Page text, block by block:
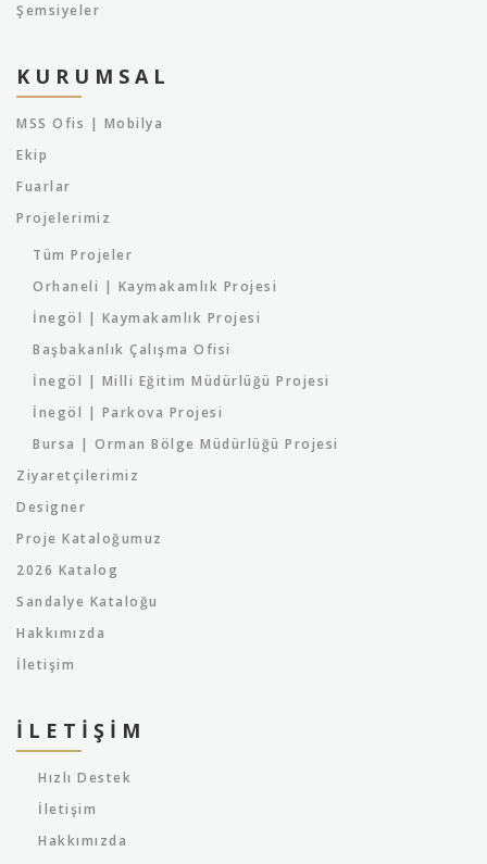
Şemsiyeler
KURUMSAL
MSS Ofis | Mobilya
Ekip
Fuarlar
Projelerimiz
Tüm Projeler
Orhaneli | Kaymakamlık Projesi
İnegöl | Kaymakamlık Projesi
Başbakanlık Çalışma Ofisi
İnegöl | Milli Eğitim Müdürlüğü Projesi
İnegöl | Parkova Projesi
Bursa | Orman Bölge Müdürlüğü Projesi
Ziyaretçilerimiz
Designer
Proje Kataloğumuz
2026 Katalog
Sandalye Kataloğu
Hakkımızda
İletişim
İLETIŞIM
Hızlı Destek
İletişim
Hakkımızda